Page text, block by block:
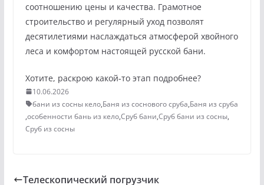
соотношению цены и качества. Грамотное
строительство и регулярный уход позволят
десятилетиями наслаждаться атмосферой хвойного
леса и комфортом настоящей русской бани.
Хотите, раскрою какой‑то этап подробнее?
10.06.2026
бани из сосны кело,Баня из соснового сруба,Баня из сруба
,особенности бань из кело,Сруб бани,Сруб бани из сосны,
Сруб из сосны
Телескопический погрузчик